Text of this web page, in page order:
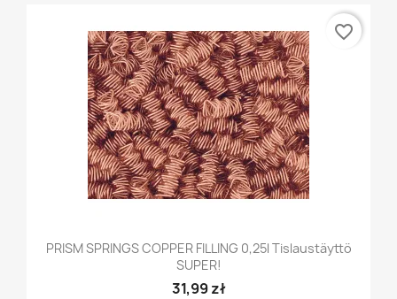
PRISM SPRINGS COPPER FILLING 0,25l Tislaustäyttö
SUPER!
31,99 zł
favorite_border